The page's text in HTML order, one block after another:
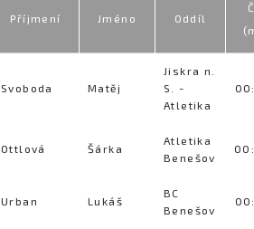
Příjmení Jméno Oddíl
Svoboda Matěj
Jiskra n.
S. -
Atletika
Ottlová Šárka
Atletika
Benešov
Urban Lukáš
BC
Benešov